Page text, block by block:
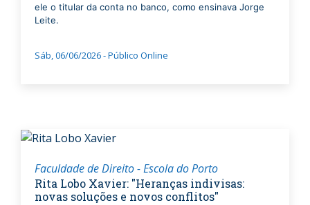
ele o titular da conta no banco, como ensinava Jorge
Leite.
Sáb, 06/06/2026 - Público Online
Faculdade de Direito - Escola do Porto
Rita Lobo Xavier: "Heranças indivisas:
novas soluções e novos conflitos"